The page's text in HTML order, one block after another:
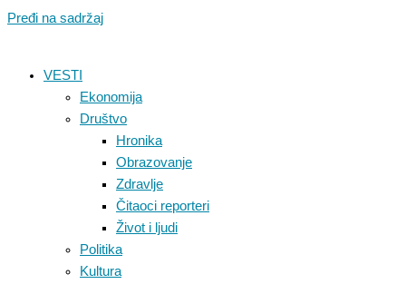
Pređi na sadržaj
VESTI
Ekonomija
Društvo
Hronika
Obrazovanje
Zdravlje
Čitaoci reporteri
Život i ljudi
Politika
Kultura